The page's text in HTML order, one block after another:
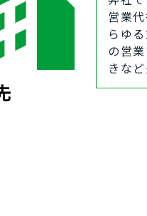
営業
らゆ
の営
きな